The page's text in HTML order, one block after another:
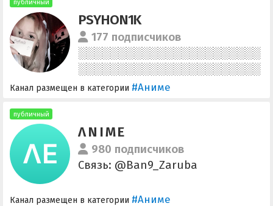
Наш новый канал
t.me/ani_watch
публичный
PSYHON1K
177 подписчиков
Канал размещен в категории #Аниме
публичный
Λ N I M E
980 подписчиков
Связь: @Ban9_Zaruba
Канал размещен в категории #Аниме